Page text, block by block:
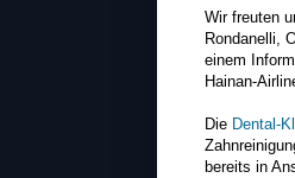
Wir freuten
Rondanelli,
einem
Hainan-
Die Dental-
bereits in